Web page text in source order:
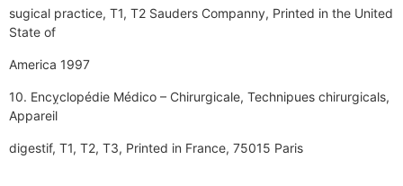
sugical practice, T1, T2 Sauders Companny, Printed in the United
State of
America 1997
10. Encỵclopédie Médico – Chirurgicale, Technipues chirurgicals,
Appareil
digestif, T1, T2, T3, Printed in France, 75015 Paris